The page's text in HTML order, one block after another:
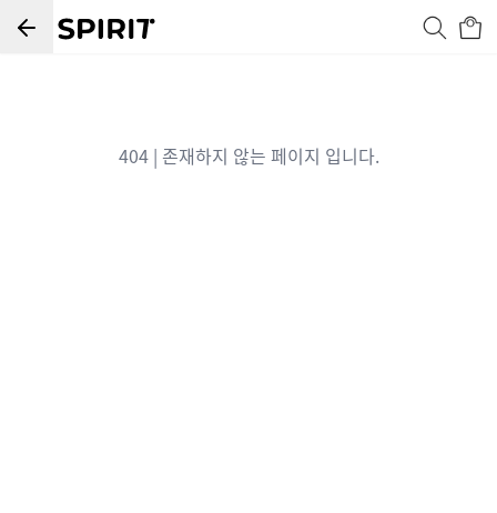
404 | 존재하지 않는 페이지 입니다.